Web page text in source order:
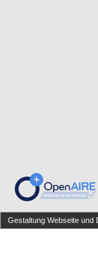
Gestaltung Webseite und